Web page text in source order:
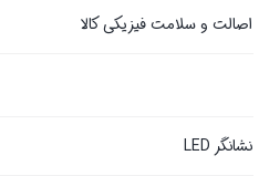
اصالت و سلامت فیزیکی کالا
نشانگر LED